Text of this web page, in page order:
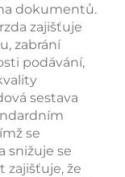
dokumentů.
zajišťuje
zabrání
podávání,
sestava
se
snižuje se
zajišťuje, že